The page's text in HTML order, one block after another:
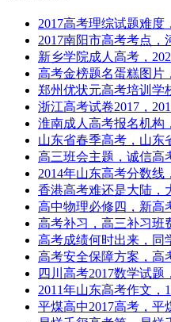
2017高考理综试题难度
2017南阳市高考考点，
新乡学院成人高考，
高考金榜题名蛋糕图片
郑州优状元高考培训学
浙江高考试卷2017，
淮南成人高考报名机构
山东省春季高考，山东
高三班会主题，诚信高
2014年山东高考分数线
香港高考难还是大陆，
高中物理必修四，新高
高考补习，高三补习班
高考成绩何时出来，同
高考安全保障方案，高
四川高考2017数学试题
2011年山东高考作文，
平煤高中2017高考，平